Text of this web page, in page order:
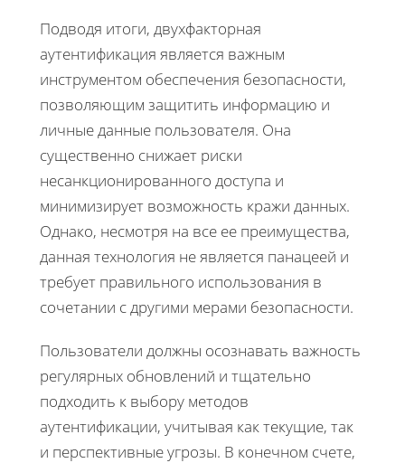
Подводя итоги, двухфакторная
аутентификация является важным
инструментом обеспечения безопасности,
позволяющим защитить информацию и
личные данные пользователя. Она
существенно снижает риски
несанкционированного доступа и
минимизирует возможность кражи данных.
Однако, несмотря на все ее преимущества,
данная технология не является панацеей и
требует правильного использования в
сочетании с другими мерами безопасности.
Пользователи должны осознавать важность
регулярных обновлений и тщательно
подходить к выбору методов
аутентификации, учитывая как текущие, так
и перспективные угрозы. В конечном счете,